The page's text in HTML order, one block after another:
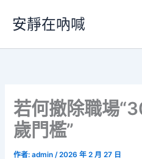
要
安靜在吶喊
若何撤除職場
歲門檻”
作者:admin/2026 年 2 月 27 日